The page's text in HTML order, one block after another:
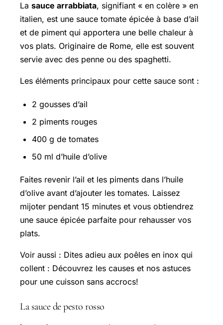
La sauce arrabbiata, signifiant « en colère » en
italien, est une sauce tomate épicée à base d’ail
et de piment qui apportera une belle chaleur à
vos plats. Originaire de Rome, elle est souvent
servie avec des penne ou des spaghetti.
Les éléments principaux pour cette sauce sont :
2 gousses d’ail
2 piments rouges
400 g de tomates
50 ml d’huile d’olive
Faites revenir l’ail et les piments dans l’huile
d’olive avant d’ajouter les tomates. Laissez
mijoter pendant 15 minutes et vous obtiendrez
une sauce épicée parfaite pour rehausser vos
plats.
Voir aussi : Dites adieu aux poêles en inox qui
collent : Découvrez les causes et nos astuces
pour une cuisson sans accrocs!
La sauce de pesto rosso